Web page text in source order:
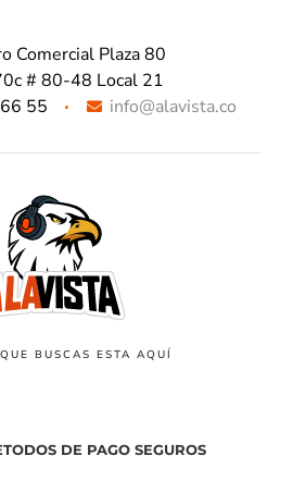
Comercial Plaza 80
# 80-48 Local 21
55
info@alavista.co
BUSCAS ESTA AQUÍ
DE PAGO SEGUROS